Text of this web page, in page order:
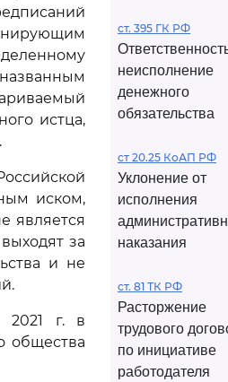
истца,
иском,
является
за
и не
2021 г. в
общества
ст. 395 ГК РФ
неисполнение
денежного
обязательства
ст 20.25 КоАП РФ
Уклонение от
исполнения
наказания
ст. 81 ТК РФ
Расторжение
трудового
по инициативе
работодателя